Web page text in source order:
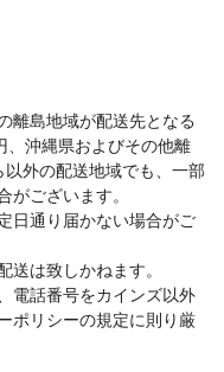
離島地域が配送先となる
、沖縄県およびその他離
外の配送地域でも、一部
がございます。
日通り届かない場合がご
送は致しかねます。
電話番号をカインズ以外
ポリシーの規定に則り厳